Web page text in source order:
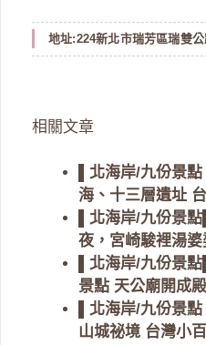
地址:224新北市瑞芳區瑞雙
相關文章
▌北海岸/九份景
海、十三層遺址
▌北海岸/九份景
夜，宮崎駿裡湯
▌北海岸/九份景
景點 天公廟開成殿
▌北海岸/九份景
山城祕境 台灣小